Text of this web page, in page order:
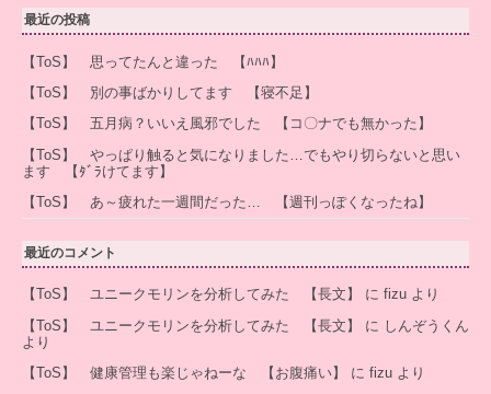
最近の投稿
【ToS】 思ってたんと違った 【ﾊﾊﾊ】
【ToS】 別の事ばかりしてます 【寝不足】
【ToS】 五月病？いいえ風邪でした 【コ〇ナでも無かった】
【ToS】 やっぱり触ると気になりました…でもやり切らないと思い
ます 【ﾀﾞﾗけてます】
【ToS】 あ～疲れた一週間だった… 【週刊っぽくなったね】
最近のコメント
【ToS】 ユニークモリンを分析してみた 【長文】 に fizu より
【ToS】 ユニークモリンを分析してみた 【長文】
に しんぞうくん
より
【ToS】 健康管理も楽じゃねーな 【お腹痛い】
に fizu より